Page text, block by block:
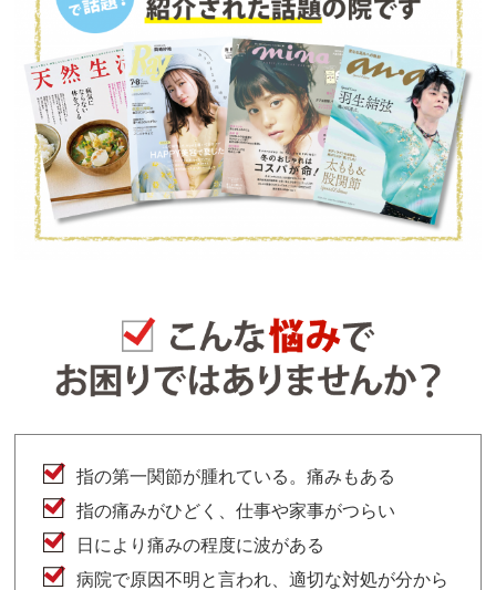
指の第一関節が腫れている。痛みもある
指の痛みがひどく、仕事や家事がつらい
日により痛みの程度に波がある
病院で原因不明と言われ、適切な対処が分から